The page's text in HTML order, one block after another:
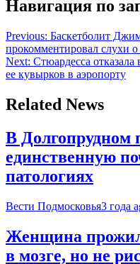
Навигация по
Previous: Баскетболит
прокомментировал слухи
Next: Стюардесса
ее кувырков в аэропорту
Related News
В Долгопрудном
единственную
патологиях
Вести Подмосковья3 года
Женщина
в мозге, но не